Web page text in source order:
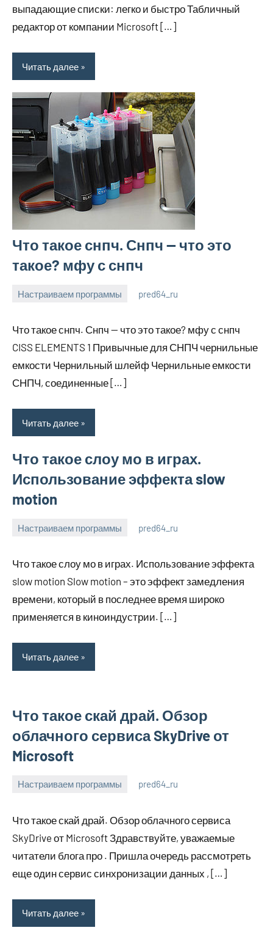
выпадающие списки: легко и быстро Табличный
редактор от компании Microsoft […]
Читать далее
Что такое снпч. Снпч — что это
такое? мфу с снпч
Настраиваем программы
2023
pred64_ru
Что такое снпч. Снпч — что это такое? мфу с снпч
CISS ELEMENTS 1 Привычные для СНПЧ чернильные
емкости Чернильный шлейф Чернильные емкости
СНПЧ, соединенные […]
Читать далее
Что такое слоу мо в играх.
Использование эффекта slow
motion
Настраиваем программы
2023
pred64_ru
Что такое слоу мо в играх. Использование эффекта
slow motion Slow motion – это эффект замедления
времени, который в последнее время широко
применяется в киноиндустрии. […]
Читать далее
Что такое скай драй. Обзор
облачного сервиса SkyDrive от
Microsoft
Настраиваем программы
2023
pred64_ru
Что такое скай драй. Обзор облачного сервиса
SkyDrive от Microsoft Здравствуйте, уважаемые
читатели блога про . Пришла очередь рассмотреть
еще один сервис синхронизации данных , […]
Читать далее